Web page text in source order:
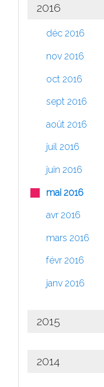
2016
déc 2016
nov 2016
oct 2016
sept 2016
août 2016
juil 2016
juin 2016
mai 2016
avr 2016
mars 2016
févr 2016
janv 2016
2015
2014